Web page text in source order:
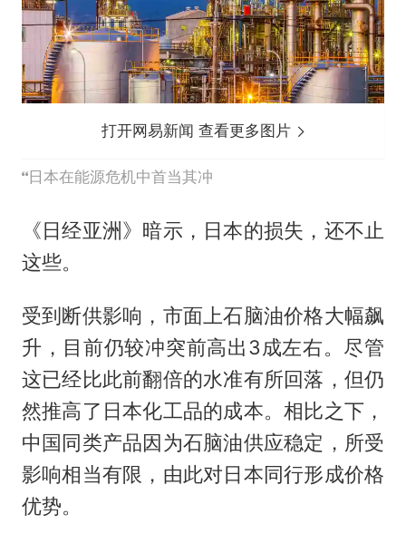
打开网易新闻 查看更多图片
日本在能源危机中首当其冲
《日经亚洲》暗示，日本的损失，还不止
这些。
受到断供影响，市面上石脑油价格大幅飙
升，目前仍较冲突前高出3成左右。尽管
这已经比此前翻倍的水准有所回落，但仍
然推高了日本化工品的成本。相比之下，
中国同类产品因为石脑油供应稳定，所受
影响相当有限，由此对日本同行形成价格
优势。